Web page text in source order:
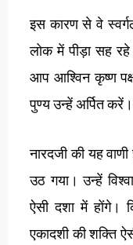
इस कारण से वे
लोक में पीड़ा सह रहे
आप आश्विन कृष्ण
पुण्य उन्हें अर्पित करें।
नारदजी की यह वाणी
उठ गया। उन्हें
ऐसी दशा में होंगे।
एकादशी की शक्ति